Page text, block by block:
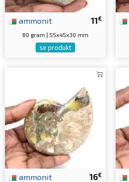
11€
ammonit
80 gram | 55x45x30 mm
se produkt
16€
ammonit